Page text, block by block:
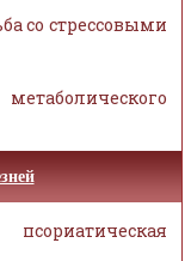
со стрессовыми